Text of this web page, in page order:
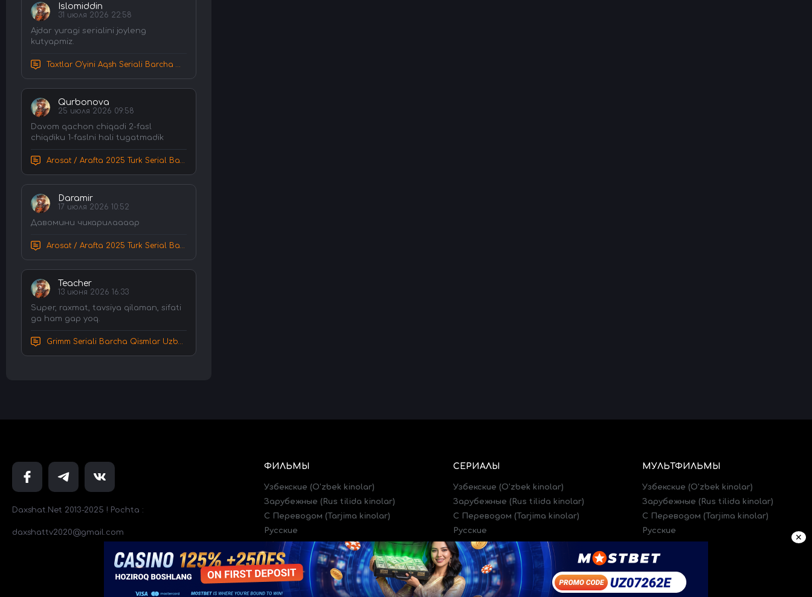
Islomiddin
31 июля 2026 22:58
Ajdar yuragi serialini joyleng
kutyapmiz.
Taxtlar O'yini Aqsh Seriali Barcha Qismlar Uzbek tilida Tarjima Serial HD Skachat
Qurbonova
25 июля 2026 09:58
Davom qachon chiqadi 2-fasl
chiqdiku 1-faslni hali tugatmadik
Arosat / Arafta 2025 Turk Serial Barcha Qismlar Uzbek tilida Tarjima Serial tas-ix skachat
Daramir
17 июля 2026 10:52
Давомини чикарилаааар
Arosat / Arafta 2025 Turk Serial Barcha Qismlar Uzbek tilida Tarjima Serial tas-ix skachat
Teacher
13 июня 2026 16:33
Super, raxmat, tavsiya qilaman, sifati
ga ham gap yoq.
Grimm Seriali Barcha Qismlar Uzbek tilida Tarjima serial HD Skachat
Daxshat.Net 2013-2025 ! Pochta :
daxshattv2020@gmail.com
ФИЛЬМЫ
Узбекские (O'zbek kinolar)
Зарубежные (Rus tilida kinolar)
C Переводом (Tarjima kinolar)
Русские
Трейлеры (Treylerlar)
СЕРИАЛЫ
Узбекские (O'zbek kinolar)
Зарубежные (Rus tilida kinolar)
C Переводом (Tarjima kinolar)
Русские
Трейлеры (Treylerlar)
МУЛЬТФИЛЬМЫ
Узбекские (O'zbek kinolar)
Зарубежные (Rus tilida kinolar)
C Переводом (Tarjima kinolar)
Русские
✕